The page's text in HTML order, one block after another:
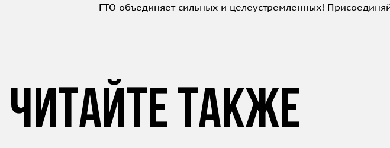
ГТО объединяет сильных и целеустремленных!
Читайте также